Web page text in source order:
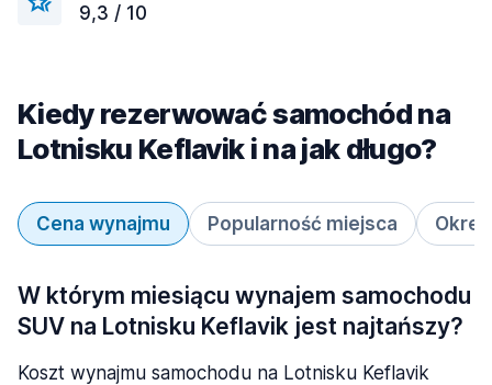
9,3 / 10
Kiedy rezerwować samochód na
Lotnisku Keflavik i na jak długo?
Cena wynajmu Popularność miejsca
W którym miesiącu wynajem samochodu
SUV na Lotnisku Keflavik jest najtańszy?
Koszt wynajmu samochodu na Lotnisku Keflavik